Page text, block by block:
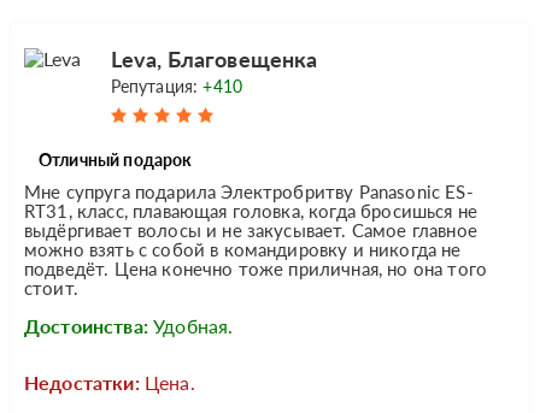
Leva, Благовещенка
Репутация:+410
Отличный подарок
Мне супруга подарила Электробритву Panasonic ES-
RT31, класс, плавающая головка, когда бросишься не
выдёргивает волосы и не закусывает. Самое главное
можно взять с собой в командировку и никогда не
подведёт. Цена конечно тоже приличная, но она того
стоит.
Достоинства: Удобная.
Недостатки: Цена.